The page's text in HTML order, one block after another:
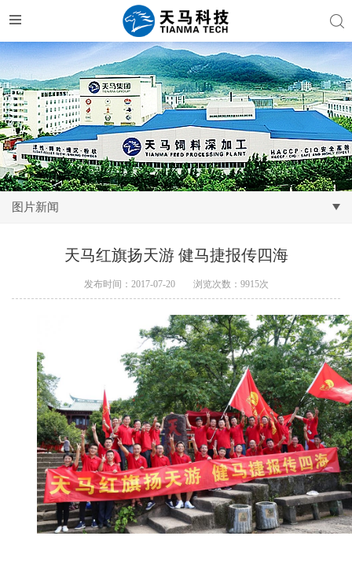
图片新闻
天马红旗扬天游 健马捷报传四海
发布时间：2017-07-20 浏览次数：9915次